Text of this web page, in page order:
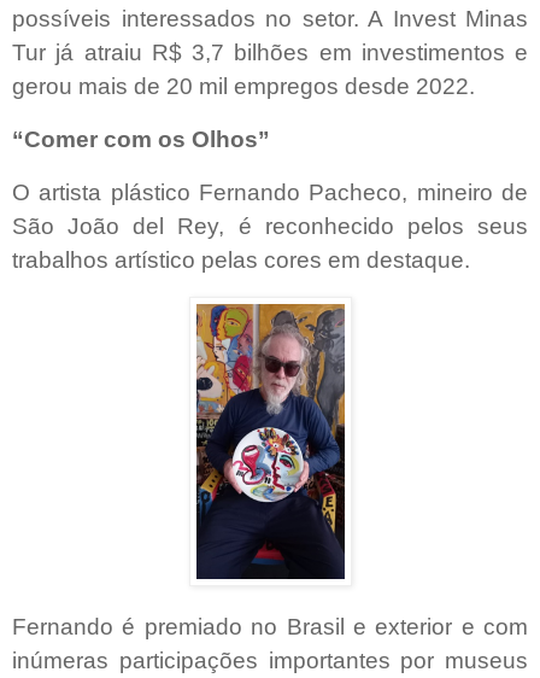
possíveis interessados no setor. A Invest Minas
Tur já atraiu R$ 3,7 bilhões em investimentos e
gerou mais de 20 mil empregos desde 2022.
“Comer com os Olhos”
O artista plástico Fernando Pacheco, mineiro de
São João del Rey, é reconhecido pelos seus
trabalhos artístico pelas cores em destaque.
Fernando é premiado no Brasil e exterior e com
inúmeras participações importantes por museus